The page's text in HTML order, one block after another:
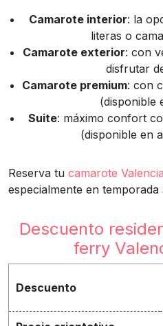
Camarote interior: la
literas o
Camarote exterior: con
disfrutar
Camarote premium: con
(disponible
Suite: máximo confort
(disponible en
Reserva tu camarote
especialmente en temporada
Descuento
ferry
Descuento